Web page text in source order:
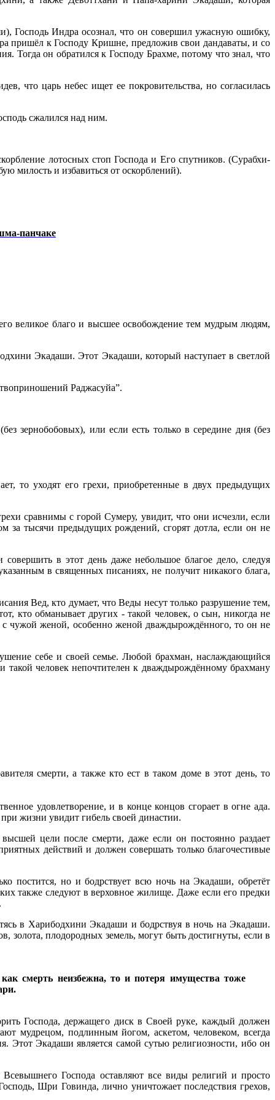
Господь Индра осознал, что он совершил ужасную ошибку,
пришёл к Господу Кришне, предложив свои дандаваты, и со
Тогда он обратился к Господу Брахме, потому что знал, что
что царь небес ищет ее покровительства, но согласилась
сжалился над ним.
лотосных стоп Господа и Его спутников. (Сурабхи-
милость и избавиться от оскорблений).
панчаке
великое благо и высшее освобождение тем мудрым людям,
Экадаши. Этот Экадаши, который наступает в светлой
Раджасуйа”.
зернобобовых), или если есть только в середине дня (без
то уходят его грехи, приобретенные в двух предыдущих
сравнимы с горой Сумеру, увидит, что они исчезли, если
за тысячи предыдущих рождений, сгорят дотла, если он не
в этот день даже небольшое благое дело, следуя
в священных писаниях, не получит никакого блага,
Вед, кто думает, что Веды несут только разрушение тем,
кто обманывает других - такой человек, о сын, никогда не
с чужой женой, особенно женой дваждырождённого, то он не
себе и своей семье. Любой брахман, наслаждающийся
такой человек непочтителен к дваждырождённому брахману
смерти, а также кто ест в таком доме в этот день, то
удовлетворение, и в конце концов сгорает в огне ада.
жизни увидит гибель своей династии.
цели после смерти, даже если он постоянно раздает
действий и должен совершать только благочестивые
постится, но и бодрствует всю ночь на Экадаши, обретёт
также следуют в верховное жилище. Даже если его предки
в Харибодхини Экадаши и бодрствуя в ночь на Экадаши.
золота, плодородных земель, могут быть достигнуты, если в
смерть неизбежна, то и потеря имущества тоже
Господа, держащего диск в Своей руке, каждый должен
мудрецом, подлинным йогом, аскетом, человеком, всегда
Этот Экадаши является самой сутью религиозности, ибо он
Господа оставляют все виды религий и просто
Шри Говинда, лично уничтожает последствия грехов,